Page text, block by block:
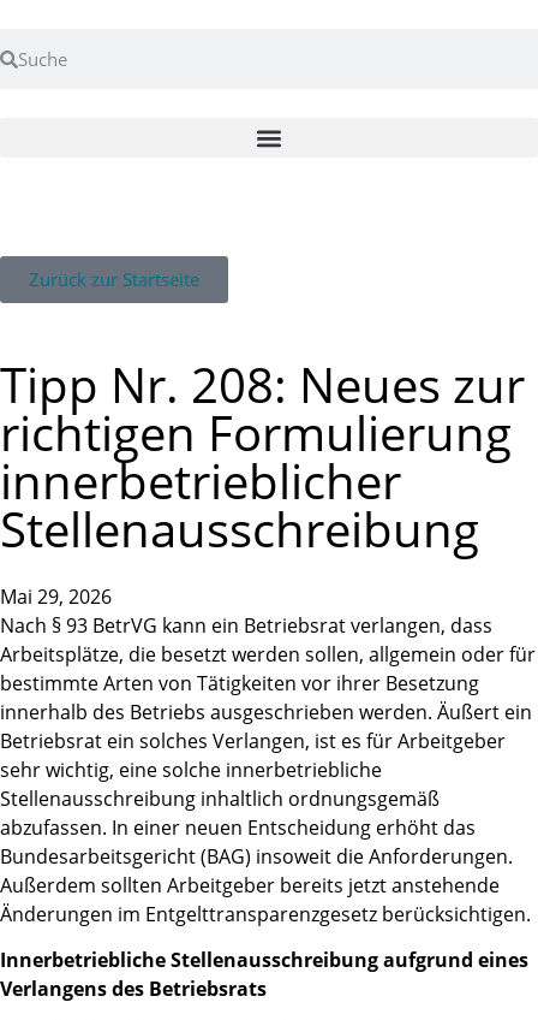
Zurück zur Startseite
Tipp Nr. 208: Neues zur
richtigen Formulierung
innerbetrieblicher
Stellenausschreibung
Mai 29, 2026
Nach § 93 BetrVG kann ein Betriebsrat verlangen, dass
Arbeitsplätze, die besetzt werden sollen, allgemein oder für
bestimmte Arten von Tätigkeiten vor ihrer Besetzung
innerhalb des Betriebs ausgeschrieben werden. Äußert ein
Betriebsrat ein solches Verlangen, ist es für Arbeitgeber
sehr wichtig, eine solche innerbetriebliche
Stellenausschreibung inhaltlich ordnungsgemäß
abzufassen. In einer neuen Entscheidung erhöht das
Bundesarbeitsgericht (BAG) insoweit die Anforderungen.
Außerdem sollten Arbeitgeber bereits jetzt anstehende
Änderungen im Entgelttransparenzgesetz berücksichtigen.
Innerbetriebliche Stellenausschreibung aufgrund eines
Verlangens des Betriebsrats